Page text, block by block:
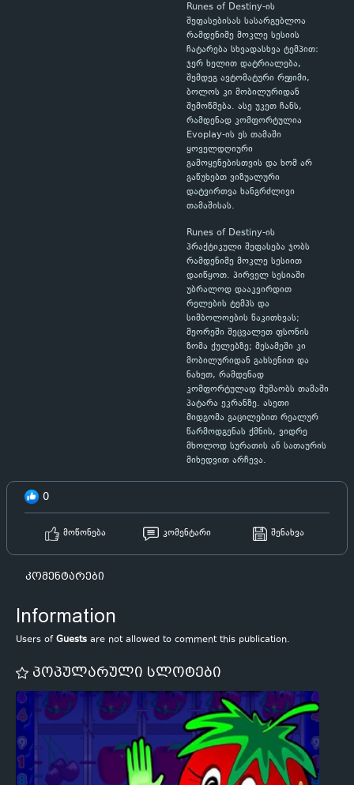
Runes of Destiny-ის
შეფასებისას სასარგებლოა
რამდენიმე მოკლე სესიის
ჩატარება სხვადასხვა ტემპით:
ჯერ ხელით დატრიალება,
შემდეგ ავტომატური რეჟიმი,
ბოლოს კი მობილურიდან
შემოწმება. ასე უკეთ ჩანს,
რამდენად კომფორტულია
Evoplay-ის ეს თამაში
ყოველდღიური
გამოყენებისთვის და ხომ არ
გაწუხებთ ვიზუალური
დატვირთვა ხანგრძლივი
თამაშისას.
Runes of Destiny-ის
პრაქტიკული შეფასება ჯობს
რამდენიმე მოკლე სესიით
დაიწყოთ. პირველ სესიაში
უბრალოდ დააკვირდით
რელების ტემპს და
სიმბოლოების წაკითხვას;
მეორეში შეცვალეთ ფსონის
ზომა ქულებზე; მესამეში კი
მობილურიდან გახსენით და
ნახეთ, რამდენად
კომფორტულად მუშაობს თამაში
პატარა ეკრანზე. ასეთი
მიდგომა გაცილებით რეალურ
წარმოდგენას ქმნის, ვიდრე
მხოლოდ სურათის ან სათაურის
მიხედვით არჩევა.
0
მოწონება კომენტარი შენახვა
კომენტარები
Information
Users ofGuests are not allowed to comment this publication.
პოპულარული სლოტები